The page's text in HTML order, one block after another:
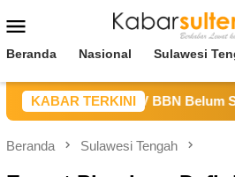
ke
Mobile
Beranda Nasional Sulawesi
KABAR TERKINI
Sebut CV BBN Belum
Beranda Sulawesi Tengah